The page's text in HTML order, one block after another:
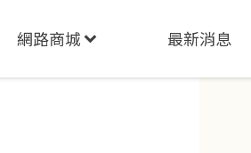
網路商城 最新消息